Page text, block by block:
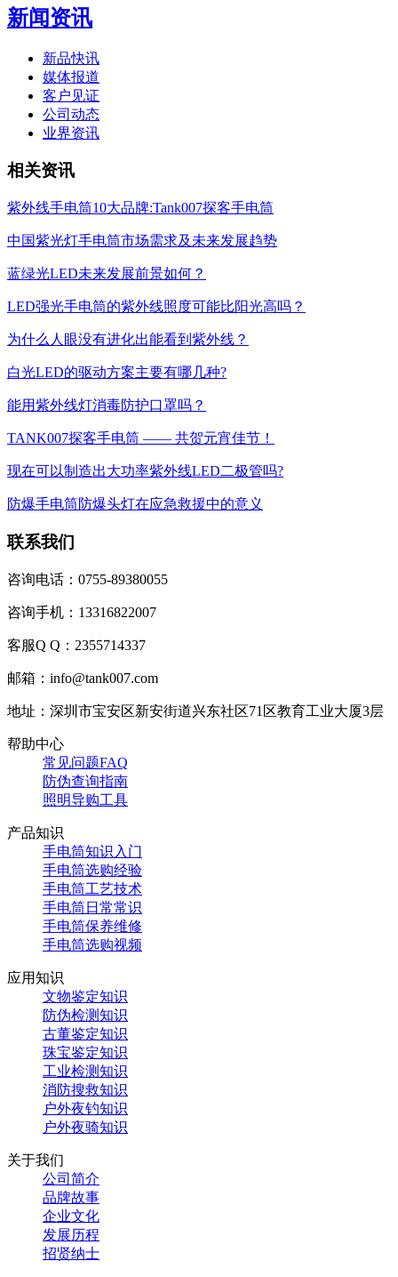
新闻资讯
新品快讯
媒体报道
客户见证
公司动态
业界资讯
相关资讯
紫外线手电筒10大品牌:Tank007探客手电筒
中国紫光灯手电筒市场需求及未来发展趋势
蓝绿光LED未来发展前景如何？
LED强光手电筒的紫外线照度可能比阳光高吗？
为什么人眼没有进化出能看到紫外线？
白光LED的驱动方案主要有哪几种?
能用紫外线灯消毒防护口罩吗？
TANK007探客手电筒 —— 共贺元宵佳节！
现在可以制造出大功率紫外线LED二极管吗?
防爆手电筒防爆头灯在应急救援中的意义
联系我们
咨询电话：0755-89380055
咨询手机：13316822007
客服Q Q：2355714337
邮箱：info@tank007.com
地址：深圳市宝安区新安街道兴东社区71区教育工业大厦3层
帮助中心
常见问题FAQ
防伪查询指南
照明导购工具
产品知识
手电筒知识入门
手电筒选购经验
手电筒工艺技术
手电筒日常常识
手电筒保养维修
手电筒选购视频
应用知识
文物鉴定知识
防伪检测知识
古董鉴定知识
珠宝鉴定知识
工业检测知识
消防搜救知识
户外夜钓知识
户外夜骑知识
关于我们
公司简介
品牌故事
企业文化
发展历程
招贤纳士